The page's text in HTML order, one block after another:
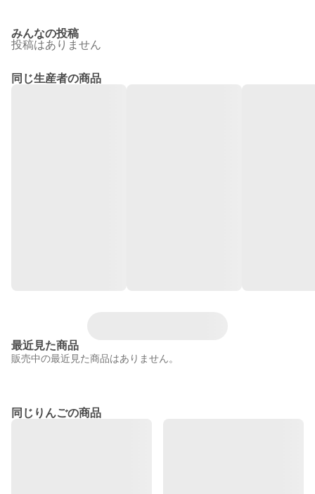
みんなの投稿
投稿はありません
同じ生産者の商品
最近見た商品
販売中の最近見た商品はありません。
同じりんごの商品